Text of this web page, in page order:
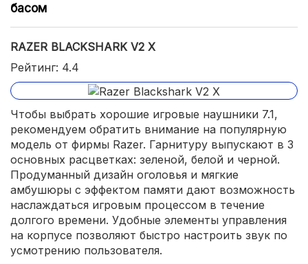
совместимость с различными игровыми платформами.
басом
RAZER BLACKSHARK V2 X
Рейтинг: 4.4
Чтобы выбрать хорошие игровые наушники 7.1,
рекомендуем обратить внимание на популярную
модель от фирмы Razer. Гарнитуру выпускают в 3
основных расцветках: зеленой, белой и черной.
Продуманный дизайн оголовья и мягкие
амбушюры с эффектом памяти дают возможность
наслаждаться игровым процессом в течение
долгого времени. Удобные элементы управления
на корпусе позволяют быстро настроить звук по
усмотрению пользователя.